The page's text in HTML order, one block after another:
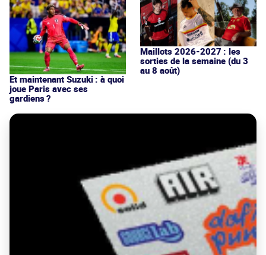
Et maintenant Suzuki : à quoi
joue Paris avec ses
gardiens ?
Maillots 2026-2027 : les
sorties de la semaine (du 3
au 8 août)